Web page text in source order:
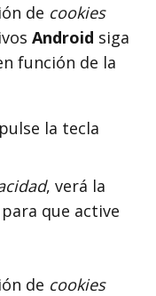
de cookies
Android siga
función de la
la tecla
, verá la
que active
de cookies